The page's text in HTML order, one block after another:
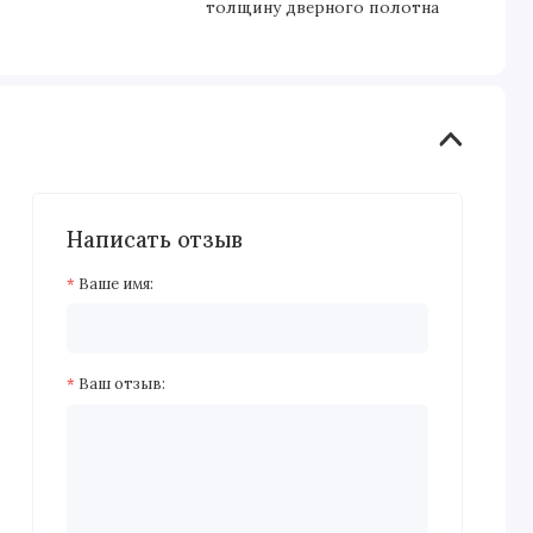
толщину дверного полотна
Написать отзыв
Ваше имя:
Ваш отзыв: